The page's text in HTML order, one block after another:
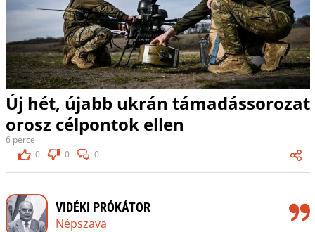
Új hét, újabb ukrán támadássorozat
orosz célpontok ellen
6 perce
0
0 0
VIDÉKI PRÓKÁTOR
Népszava